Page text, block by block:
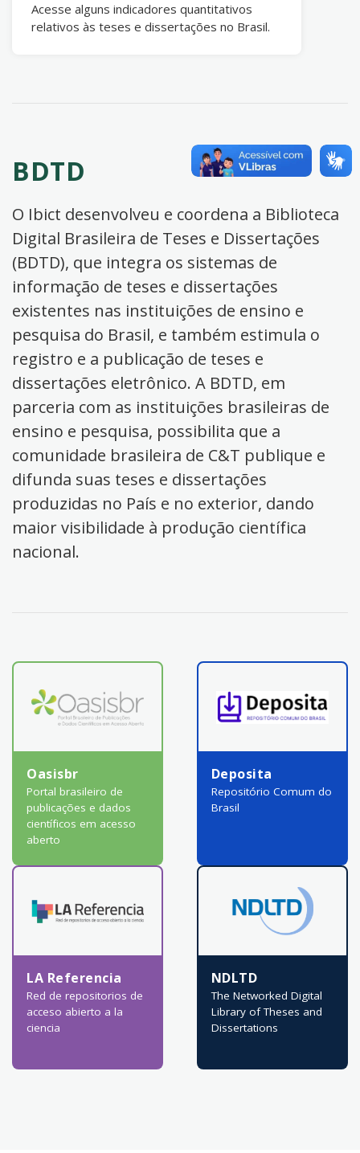
Acesse alguns indicadores quantitativos
relativos às teses e dissertações no Brasil.
BDTD
O Ibict desenvolveu e coordena a Biblioteca
Digital Brasileira de Teses e Dissertações
(BDTD), que integra os sistemas de
informação de teses e dissertações
existentes nas instituições de ensino e
pesquisa do Brasil, e também estimula o
registro e a publicação de teses e
dissertações eletrônico. A BDTD, em
parceria com as instituições brasileiras de
ensino e pesquisa, possibilita que a
comunidade brasileira de C&T publique e
difunda suas teses e dissertações
produzidas no País e no exterior, dando
maior visibilidade à produção científica
nacional.
Oasisbr
Portal brasileiro de
publicações e dados
científicos em acesso
aberto
Deposita
Repositório Comum do
Brasil
LA Referencia
Red de repositorios de
acceso abierto a la
ciencia
NDLTD
The Networked Digital
Library of Theses and
Dissertations